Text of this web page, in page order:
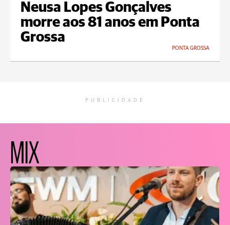
Neusa Lopes Gonçalves
morre aos 81 anos em Ponta
Grossa
PONTA GROSSA
PUBLICIDADE
MIX